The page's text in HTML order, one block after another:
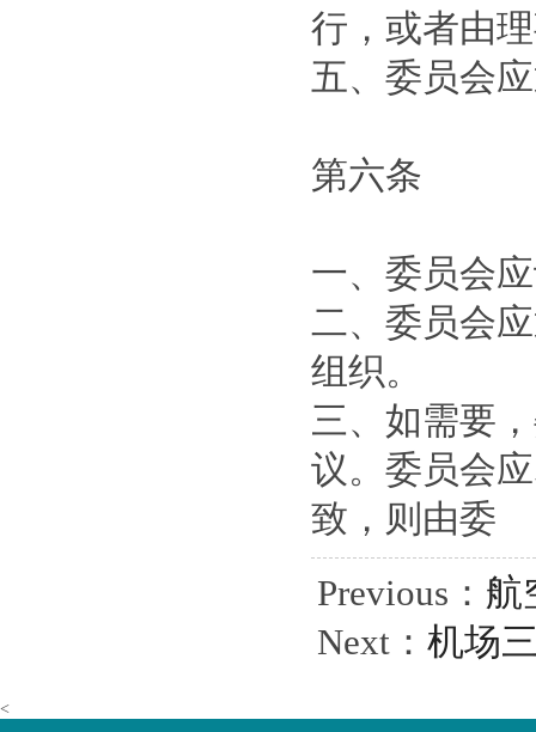
行，或者由
五、委员会
第六条
一、委员会
二、委员会
组织。
三、如需要
议。委员会
致，则由委
Previous： 航
Next： 机场
<